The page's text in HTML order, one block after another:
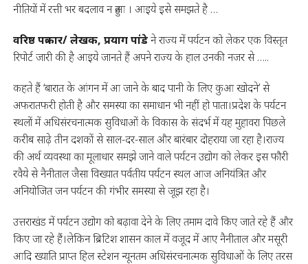
नीतियों में रत्ती भर बदलाव न हुआ । आइये इसे समझते है …
वरिष्ठ पत्रकार/ लेखक, प्रयाग पांडेने राज्य में पर्यटन को लेकर एक विस्तृत
रिपोर्ट जारी की है आइये जानते हैं अपने राज्य के हाल उनकी नजर से …..
कहते हैं ‘बारात के आंगन में आ जाने के बाद पानी के लिए कुआ खोदने’ से
अफरातफरी होती है और समस्या का समाधान भी नहीं हो पाता।प्रदेश के पर्यटन
स्थलों में अधिसंरचनात्मक सुविधाओं के विकास के संदर्भ में यह मुहावरा पिछले
करीब साढ़े तीन दशकों से साल-दर-साल और बारंबार दोहराया जा रहा है।राज्य
की अर्थ व्यवस्था का मूलाधार समझे जाने वाले पर्यटन उद्योग को लेकर इस फौरी
रवैये से नैनीताल जैसा विख्यात पर्वतीय पर्यटन स्थल आज अनियंत्रित और
अनियोजित जन पर्यटन की गंभीर समस्या से जूझ रहा है।
उत्तराखंड में पर्यटन उद्योग को बढ़ावा देने के लिए तमाम दावे किए जाते रहे हैं और
किए जा रहे हैं।लेकिन ब्रिटिश शासन काल में वजूद में आए नैनीताल और मसूरी
आदि ख्याति प्राप्त हिल स्टेशन न्यूनतम अधिसंरचनात्मक सुविधाओं के लिए तरस